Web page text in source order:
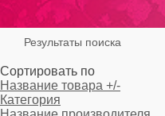
Результаты поиска
Сортировать по
Название товара +/-
Категория